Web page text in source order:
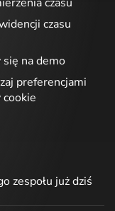
czasu
na demo
preferencjami
zespołu już dziś